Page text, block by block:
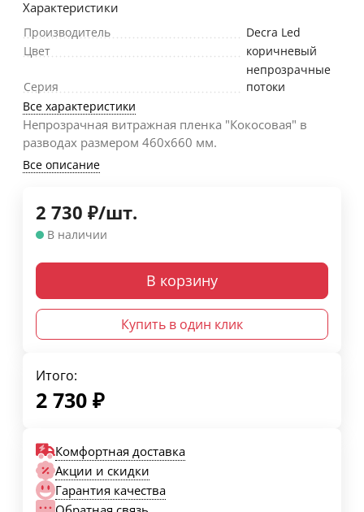
Характеристики
Производитель
Decra Led
Цвет
коричневый
Серия
непрозрачные
потоки
Все характеристики
Непрозрачная витражная пленка "Кокосовая" в
разводах размером 460х660 мм.
Все описание
2 730 ₽/шт.
В наличии
В корзину
Купить в один клик
Итого:
2 730 ₽
Комфортная доставка
Акции и скидки
Гарантия качества